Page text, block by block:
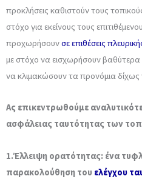
προκλήσεις καθιστούν τους
στόχο για εκείνους τους
προχωρήσουνσε επιθέσεις
με στόχο να εισχωρήσουν βαθύτερα
να κλιμακώσουν τα προνόμια δίχως
Ας επικεντρωθούμε
ασφάλειας ταυτότητας των
1.Έλλειψη ορατότητας: ένα
παρακολούθηση του ελέγχου